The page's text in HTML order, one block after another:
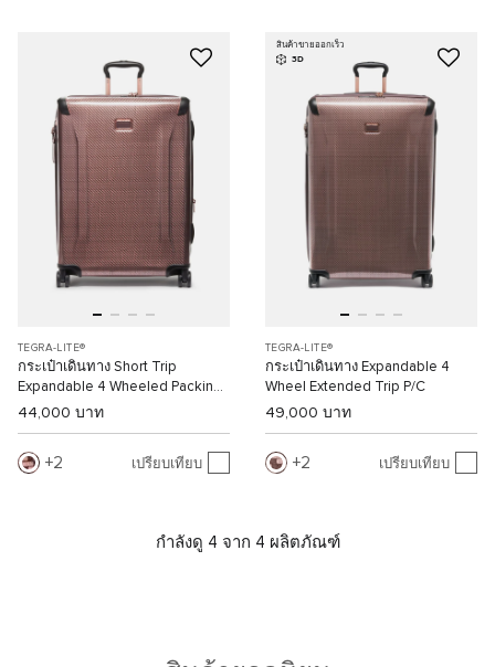
TEGRA-LITE®
กระเป๋าเดินทาง Short Trip
Expandable 4 Wheeled Packing
Case
44,000 บาท
2 เปรียบเทียบ
สินค้าขายออกเร็ว
3D
TEGRA-LITE®
กระเป๋าเดินทาง Expandable 4
Wheel Extended Trip P/C
49,000 บาท
2 เปรียบเทียบ
กำลังดู 4 จาก 4 ผลิตภัณฑ์